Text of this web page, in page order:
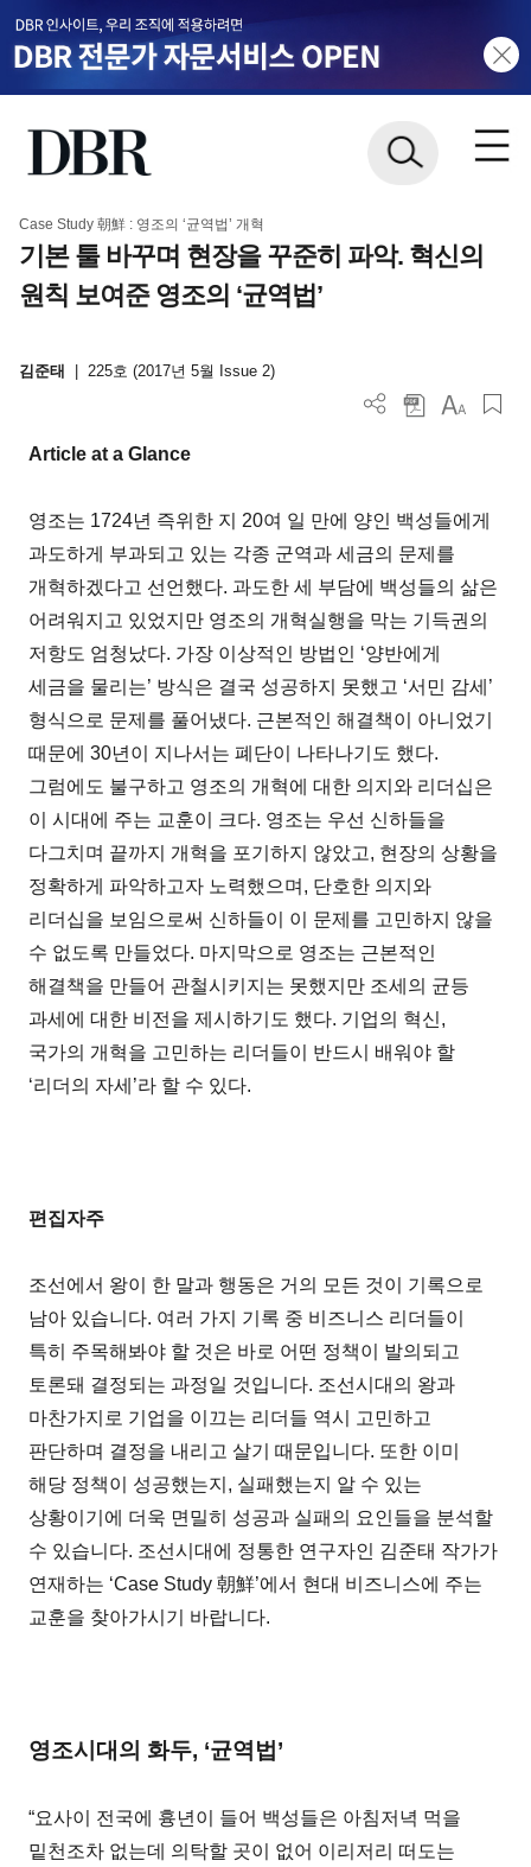
Case Study 朝鮮 : 영조의 ‘균역법’ 개혁
기본 툴 바꾸며 현장을 꾸준히 파악. 혁신의
원칙 보여준 영조의 ‘균역법’
김준태 225호 (2017년 5월 Issue 2)
Article at a Glance
영조는 1724년 즉위한 지 20여 일 만에 양인 백성들에게
과도하게 부과되고 있는 각종 군역과 세금의 문제를
개혁하겠다고 선언했다. 과도한 세 부담에 백성들의 삶은
어려워지고 있었지만 영조의 개혁실행을 막는 기득권의
저항도 엄청났다. 가장 이상적인 방법인 ‘양반에게
세금을 물리는’ 방식은 결국 성공하지 못했고 ‘서민 감세’
형식으로 문제를 풀어냈다. 근본적인 해결책이 아니었기
때문에 30년이 지나서는 폐단이 나타나기도 했다.
그럼에도 불구하고 영조의 개혁에 대한 의지와 리더십은
이 시대에 주는 교훈이 크다. 영조는 우선 신하들을
다그치며 끝까지 개혁을 포기하지 않았고, 현장의 상황을
정확하게 파악하고자 노력했으며, 단호한 의지와
리더십을 보임으로써 신하들이 이 문제를 고민하지 않을
수 없도록 만들었다. 마지막으로 영조는 근본적인
해결책을 만들어 관철시키지는 못했지만 조세의 균등
과세에 대한 비전을 제시하기도 했다. 기업의 혁신,
국가의 개혁을 고민하는 리더들이 반드시 배워야 할
‘리더의 자세’라 할 수 있다.
편집자주
조선에서 왕이 한 말과 행동은 거의 모든 것이 기록으로
남아 있습니다. 여러 가지 기록 중 비즈니스 리더들이
특히 주목해봐야 할 것은 바로 어떤 정책이 발의되고
토론돼 결정되는 과정일 것입니다. 조선시대의 왕과
마찬가지로 기업을 이끄는 리더들 역시 고민하고
판단하며 결정을 내리고 살기 때문입니다. 또한 이미
해당 정책이 성공했는지, 실패했는지 알 수 있는
상황이기에 더욱 면밀히 성공과 실패의 요인들을 분석할
수 있습니다. 조선시대에 정통한 연구자인 김준태 작가가
연재하는 ‘Case Study 朝鮮’에서 현대 비즈니스에 주는
교훈을 찾아가시기 바랍니다.
영조시대의 화두, ‘균역법’
“요사이 전국에 흉년이 들어 백성들은 아침저녁 먹을
밑천조차 없는데 의탁할 곳이 없어 이리저리 떠도는